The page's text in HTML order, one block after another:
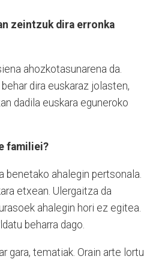
zeintzuk dira erronka
ahozkotasunarena da.
dira euskaraz jolasten,
dadila euskara eguneroko
familiei?
benetako ahalegin pertsonala.
etxean. Ulergaitza da
ahalegin hori ez egitea.
beharra dago.
gara, tematiak. Orain arte lortu